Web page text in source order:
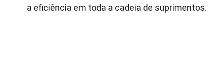
a eficiência em toda a cadeia de suprimentos.